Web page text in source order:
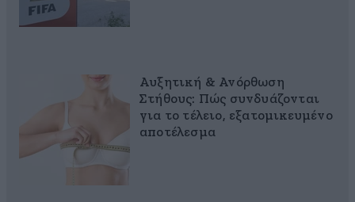
Αυξητική & Ανόρθωση
Στήθους: Πώς συνδυάζονται
για το τέλειο, εξατομικευμένο
αποτέλεσμα